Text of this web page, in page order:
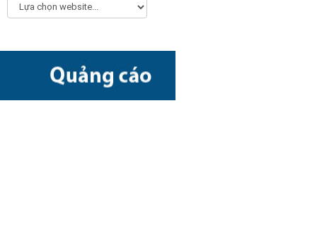
2330/QĐ-TTg - 21/10/2025
chuyển đổi số năm 2026
5511/BKHCN-CĐSQG -